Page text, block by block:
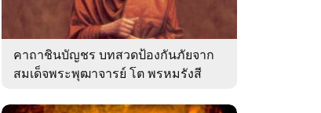
คาถาชินบัญชร บทสวดป้องกันภัยจาก
สมเด็จพระพุฒาจารย์ โต พรหมรังสี